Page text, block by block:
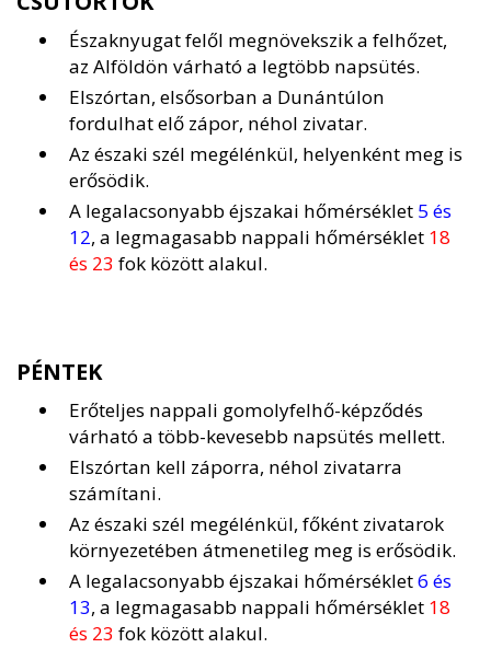
Északnyugat felől megnövekszik a felhőzet,
az Alföldön várható a legtöbb napsütés.
Elszórtan, elsősorban a Dunántúlon
fordulhat elő zápor, néhol zivatar.
Az északi szél megélénkül, helyenként meg is
erősödik.
A legalacsonyabb éjszakai hőmérséklet 5 és
12, a legmagasabb nappali hőmérséklet 18
és 23 fok között alakul.
PÉNTEK
Erőteljes nappali gomolyfelhő-képződés
várható a több-kevesebb napsütés mellett.
Elszórtan kell záporra, néhol zivatarra
számítani.
Az északi szél megélénkül, főként zivatarok
környezetében átmenetileg meg is erősödik.
A legalacsonyabb éjszakai hőmérséklet6 és
13, a legmagasabb nappali hőmérséklet 18
és 23 fok között alakul.